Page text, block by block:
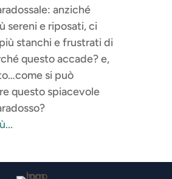
anziché
sereni e riposati, ci
stanchi e frustrati di
questo accade? e,
si può
questo spiacevole